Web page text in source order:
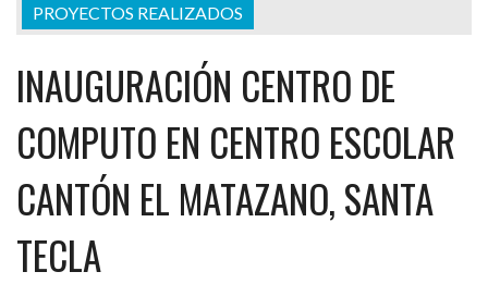
PROYECTOS REALIZADOS
INAUGURACIÓN CENTRO DE
COMPUTO EN CENTRO ESCOLAR
CANTÓN EL MATAZANO, SANTA
TECLA